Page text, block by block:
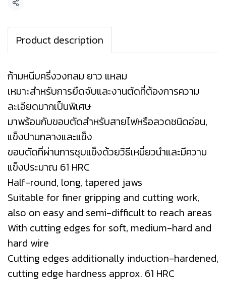
แชร์
Product description
ก้ามหนีบครี่งวงกลม ยาว แหลม
เหมาะสำหรับการยึดจับและงานตัดที่ต้องการความ
ละเอียดมากเป็นพิเศษ
มาพร้อมกับขอบตัดสำหรับสายไฟหรือลวดชนิดอ่อน,
แข็งปานกลางและแข็ง
ขอบตัดที่ผ่านการชุบแข็งด้วยวิธีเหนี่ยวนำและมีความ
แข็งประมาณ 61 HRC
Half-round, long, tapered jaws
Suitable for finer gripping and cutting work,
also on easy and semi-difficult to reach areas
With cutting edges for soft, medium-hard and
hard wire
Cutting edges additionally induction-hardened,
cutting edge hardness approx. 61 HRC